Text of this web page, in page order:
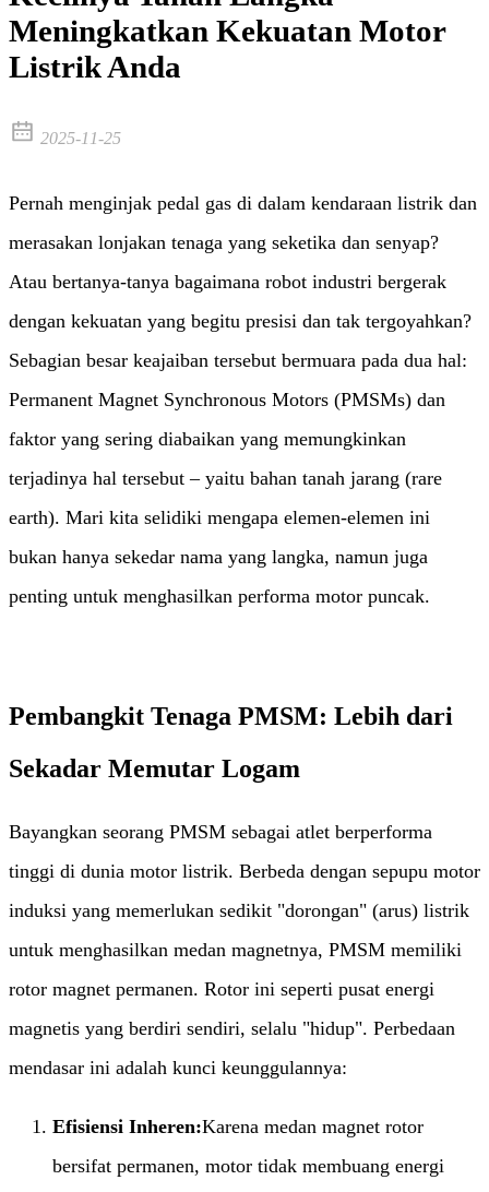
Meningkatkan Kekuatan Motor
Listrik Anda
2025-11-25
Pernah menginjak pedal gas di dalam kendaraan listrik dan
merasakan lonjakan tenaga yang seketika dan senyap?
Atau bertanya-tanya bagaimana robot industri bergerak
dengan kekuatan yang begitu presisi dan tak tergoyahkan?
Sebagian besar keajaiban tersebut bermuara pada dua hal:
Permanent Magnet Synchronous Motors (PMSMs) dan
faktor yang sering diabaikan yang memungkinkan
terjadinya hal tersebut – yaitu bahan tanah jarang (rare
earth). Mari kita selidiki mengapa elemen-elemen ini
bukan hanya sekedar nama yang langka, namun juga
penting untuk menghasilkan performa motor puncak.
Pembangkit Tenaga PMSM: Lebih dari
Sekadar Memutar Logam
Bayangkan seorang PMSM sebagai atlet berperforma
tinggi di dunia motor listrik. Berbeda dengan sepupu motor
induksi yang memerlukan sedikit "dorongan" (arus) listrik
untuk menghasilkan medan magnetnya, PMSM memiliki
rotor magnet permanen. Rotor ini seperti pusat energi
magnetis yang berdiri sendiri, selalu "hidup". Perbedaan
mendasar ini adalah kunci keunggulannya:
Efisiensi Inheren:​Karena medan magnet rotor
bersifat permanen, motor tidak membuang energi